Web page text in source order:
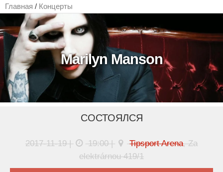
Главная / Концерты
Marilyn Manson
СОСТОЯЛСЯ
2017-11-19 | 19:00 | Tipsport Arena, Za
elektrárnou 419/1